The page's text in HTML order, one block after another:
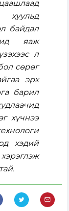
байдал
яаж
л
сөрөг
эрх
барил
хүчнээ
хэдий